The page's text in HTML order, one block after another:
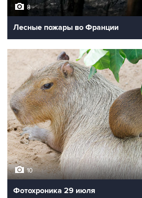
8
Лесные пожары во Франции
10
Фотохроника 29 июля